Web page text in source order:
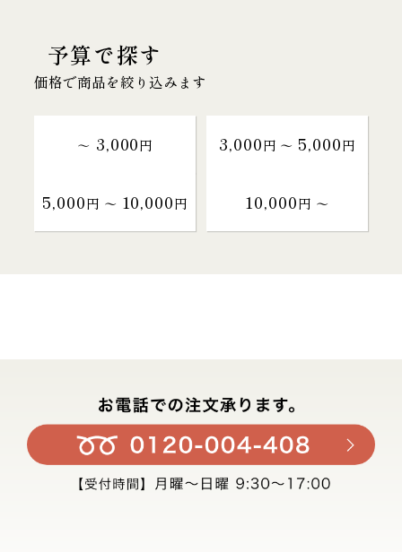
予算で探す
価格で商品を絞り込みます
～ 3,000円 3,000円 〜 5,000円
5,000円 〜 10,000円 10,000円 〜